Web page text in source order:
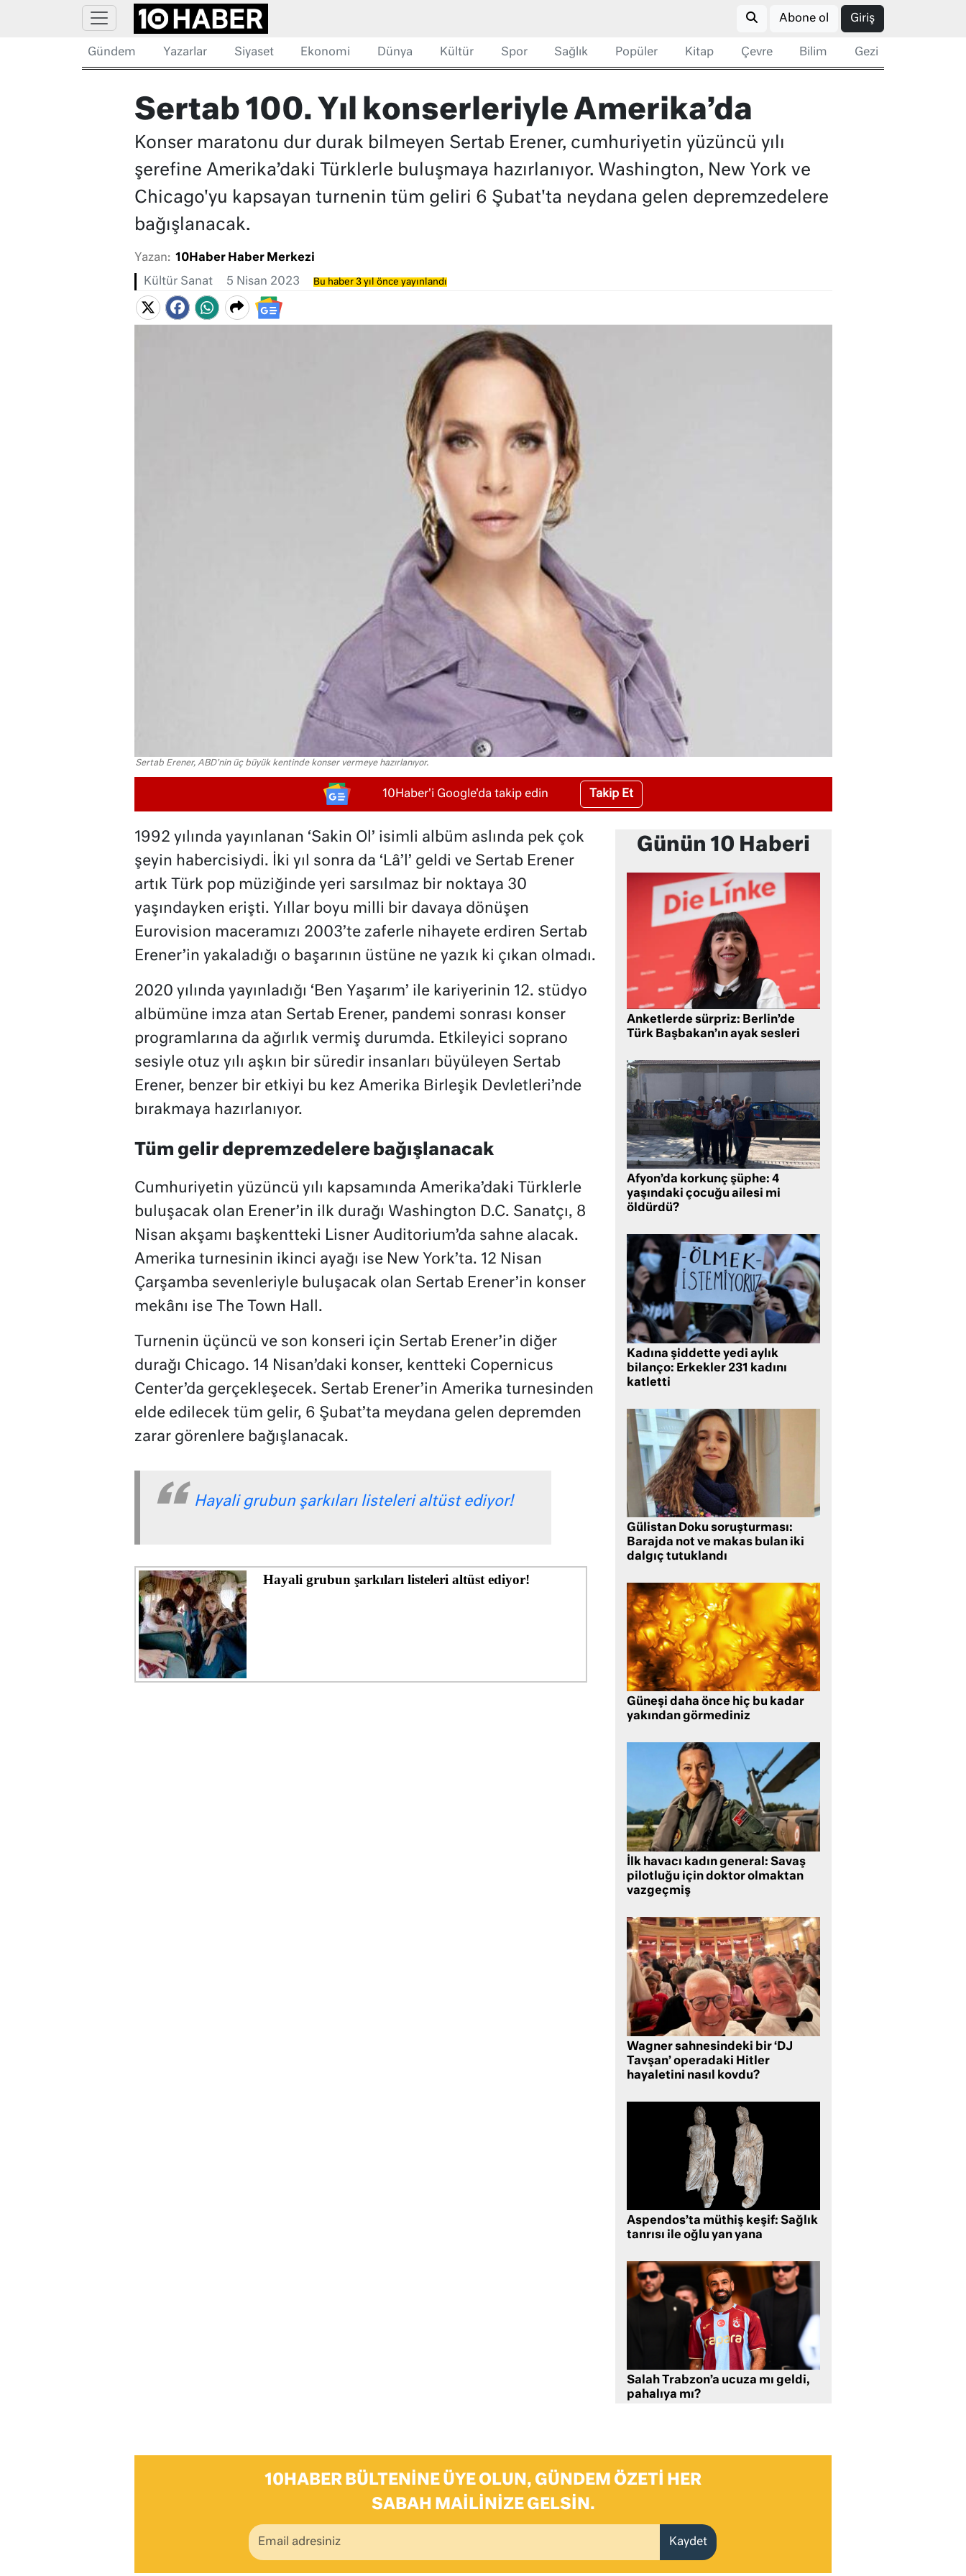
Abone ol Giriş
Gündem Yazarlar Siyaset Ekonomi Dünya Kültür Spor Sağlık Popüler Kitap Çevre Bilim Gezi
Sertab 100. Yıl konserleriyle Amerika’da
Konser maratonu dur durak bilmeyen Sertab Erener, cumhuriyetin yüzüncü yılı
şerefine Amerika’daki Türklerle buluşmaya hazırlanıyor. Washington, New York ve
Chicago'yu kapsayan turnenin tüm geliri 6 Şubat'ta neydana gelen depremzedelere
bağışlanacak.
Yazan: 10Haber Haber Merkezi
Kültür Sanat 5 Nisan 2023 Bu haber 3 yıl önce yayınlandı
Sertab Erener, ABD'nin üç büyük kentinde konser vermeye hazırlanıyor.
10Haber'i Google'da takip edin Takip Et
1992 yılında yayınlanan ‘Sakin Ol’ isimli albüm aslında pek çok
şeyin habercisiydi. İki yıl sonra da ‘Lâ’l’ geldi ve Sertab Erener
artık Türk pop müziğinde yeri sarsılmaz bir noktaya 30
yaşındayken erişti. Yıllar boyu milli bir davaya dönüşen
Eurovision maceramızı 2003’te zaferle nihayete erdiren Sertab
Erener’in yakaladığı o başarının üstüne ne yazık ki çıkan olmadı.
2020 yılında yayınladığı ‘Ben Yaşarım’ ile kariyerinin 12. stüdyo
albümüne imza atan Sertab Erener, pandemi sonrası konser
programlarına da ağırlık vermiş durumda. Etkileyici soprano
sesiyle otuz yılı aşkın bir süredir insanları büyüleyen Sertab
Erener, benzer bir etkiyi bu kez Amerika Birleşik Devletleri’nde
bırakmaya hazırlanıyor.
Tüm gelir depremzedelere bağışlanacak
Cumhuriyetin yüzüncü yılı kapsamında Amerika’daki Türklerle
buluşacak olan Erener’in ilk durağı Washington D.C. Sanatçı, 8
Nisan akşamı başkentteki Lisner Auditorium’da sahne alacak.
Amerika turnesinin ikinci ayağı ise New York’ta. 12 Nisan
Çarşamba sevenleriyle buluşacak olan Sertab Erener’in konser
mekânı ise The Town Hall.
Turnenin üçüncü ve son konseri için Sertab Erener’in diğer
durağı Chicago. 14 Nisan’daki konser, kentteki Copernicus
Center’da gerçekleşecek. Sertab Erener’in Amerika turnesinden
elde edilecek tüm gelir, 6 Şubat’ta meydana gelen depremden
zarar görenlere bağışlanacak.
Hayali grubun şarkıları listeleri altüst ediyor!
Günün 10 Haberi
Anketlerde sürpriz: Berlin’de
Türk Başbakan’ın ayak sesleri
Afyon’da korkunç şüphe: 4
yaşındaki çocuğu ailesi mi
öldürdü?
Kadına şiddette yedi aylık
bilanço: Erkekler 231 kadını
katletti
Gülistan Doku soruşturması:
Barajda not ve makas bulan iki
dalgıç tutuklandı
Güneşi daha önce hiç bu kadar
yakından görmediniz
İlk havacı kadın general: Savaş
pilotluğu için doktor olmaktan
vazgeçmiş
Wagner sahnesindeki bir ‘DJ
Tavşan’ operadaki Hitler
hayaletini nasıl kovdu?
Aspendos’ta müthiş keşif: Sağlık
tanrısı ile oğlu yan yana
Salah Trabzon’a ucuza mı geldi,
pahalıya mı?
10HABER BÜLTENINE ÜYE OLUN, GÜNDEM ÖZETI HER
SABAH MAILINIZE GELSIN.
Kaydet